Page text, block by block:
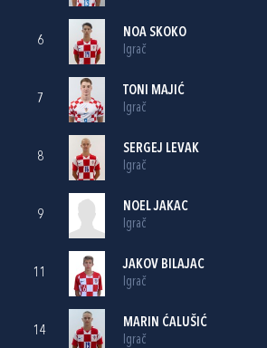
6
NOA SKOKO
Igrač
7
TONI MAJIĆ
Igrač
8
SERGEJ LEVAK
Igrač
9
NOEL JAKAC
Igrač
11
JAKOV BILAJAC
Igrač
14
MARIN ĆALUŠIĆ
Igrač